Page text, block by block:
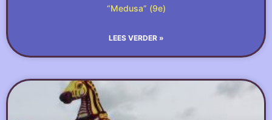
“Medusa” (9e)
LEES VERDER »